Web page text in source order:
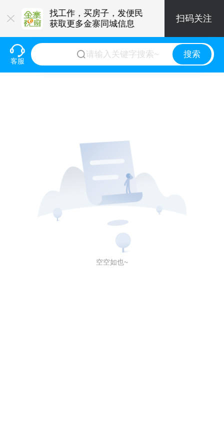
便民小程
找工作，买房子，发便民
获取更多金寨同城信息
扫码关注
客服
搜索
空空如也~